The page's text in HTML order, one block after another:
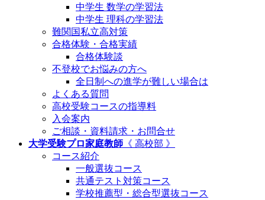
中学生 数学の学習法
中学生 理科の学習法
難関国私立高対策
合格体験・合格実績
合格体験談
不登校でお悩みの方へ
全日制への進学が難しい場合は
よくある質問
高校受験コースの指導料
入会案内
ご相談・資料請求・お問合せ
大学受験プロ家庭教師 《 高校部 》
コース紹介
一般選抜コース
共通テスト対策コース
学校推薦型・総合型選抜コース